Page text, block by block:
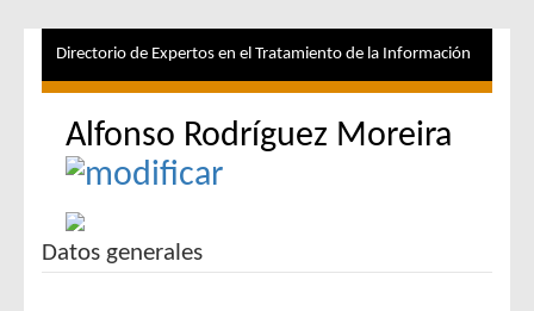
Directorio de Expertos en el Tratamiento de la Información
Alfonso Rodríguez Moreira
Datos generales